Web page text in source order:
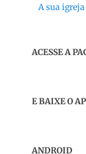
Próximo
A sua
ACESSE A
E BAIXE O
ANDROID